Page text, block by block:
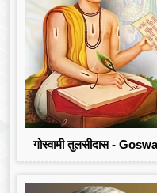
गोस्वामी तुलसीदास -